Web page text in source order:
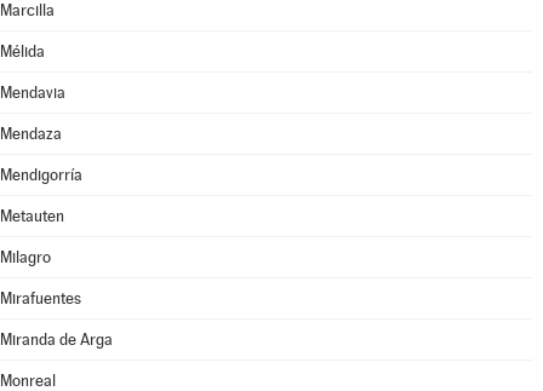
Marcilla
Mélida
Mendavia
Mendaza
Mendigorría
Metauten
Milagro
Mirafuentes
Miranda de Arga
Monreal